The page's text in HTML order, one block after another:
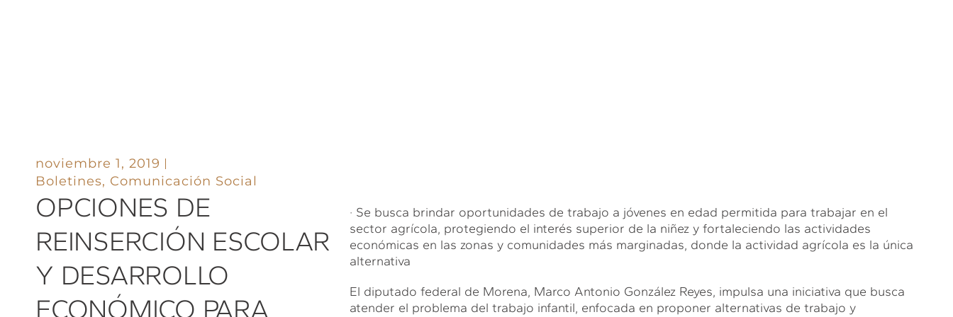
noviembre 1, 2019
Boletines, Comunicación Social
OPCIONES DE
REINSERCIÓN ESCOLAR
Y DESARROLLO
ECONÓMICO PARA
· Se busca brindar oportunidades de trabajo a jóvenes en edad permitida para trabajar en el
sector agrícola, protegiendo el interés superior de la niñez y fortaleciendo las actividades
económicas en las zonas y comunidades más marginadas, donde la actividad agrícola es la única
alternativa
El diputado federal de Morena, Marco Antonio González Reyes, impulsa una iniciativa que busca
atender el problema del trabajo infantil, enfocada en proponer alternativas de trabajo y